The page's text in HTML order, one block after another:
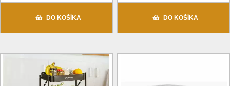
DO KOŠÍKA DO KOŠÍKA